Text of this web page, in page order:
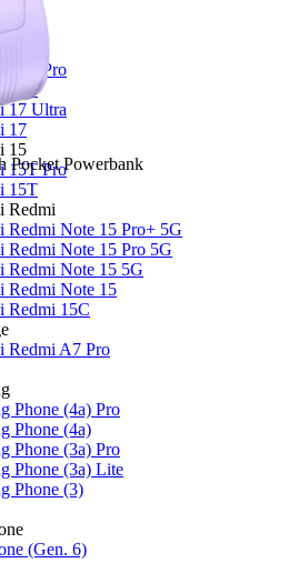
17T Pro
17T
17 Ultra
17
15
15T Pro
15T
Redmi
Redmi Note 15 Pro+ 5G
Redmi Note 15 Pro 5G
Redmi Note 15 5G
Redmi Note 15
Redmi 15C
Redmi A7 Pro
Phone (4a) Pro
Phone (4a)
Phone (3a) Pro
Phone (3a) Lite
Phone (3)
(Gen. 6)
Pocket Powerbank